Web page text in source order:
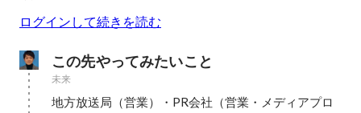
ログインして続きを読む
この先やってみたいこと
未来
地方放送局（営業）・PR会社（営業・メディアプロ